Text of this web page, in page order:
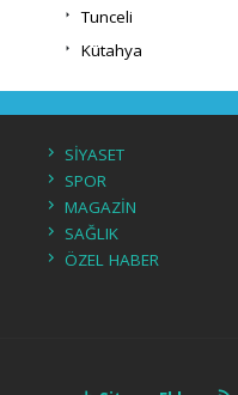
Tunceli
Kütahya
SİYASET
SPOR
MAGAZİN
SAĞLIK
ÖZEL HABER